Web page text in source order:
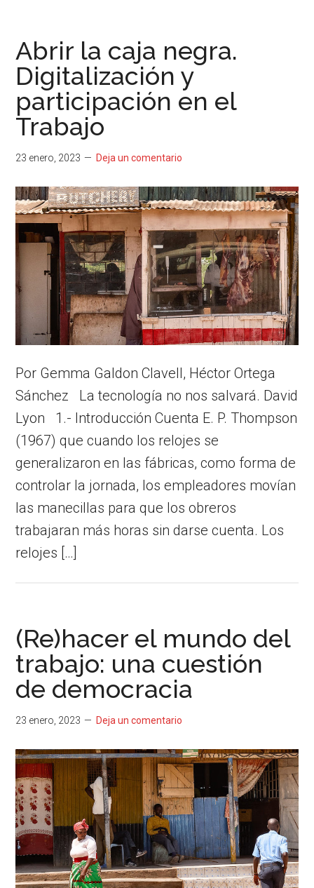
Abrir la caja negra.
Digitalización y
participación en el
Trabajo
23 enero, 2023 Deja un comentario
Por Gemma Galdon Clavell, Héctor Ortega
Sánchez La tecnología no nos salvará. David
Lyon 1.- Introducción Cuenta E. P. Thompson
(1967) que cuando los relojes se
generalizaron en las fábricas, como forma de
controlar la jornada, los empleadores movían
las manecillas para que los obreros
trabajaran más horas sin darse cuenta. Los
relojes […]
(Re)hacer el mundo del
trabajo: una cuestión
de democracia
23 enero, 2023 Deja un comentario